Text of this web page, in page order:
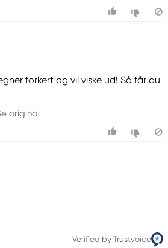
forkert og vil viske ud! Så får du
original
Verified by Trustvoice